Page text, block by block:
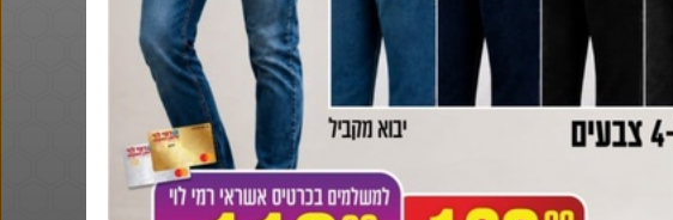
34· 106· 3148
$0.4
@BEeOR
4· 9· 951